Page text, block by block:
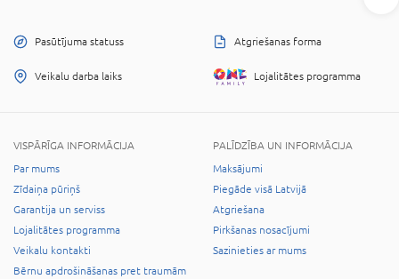
Pasūtījuma statuss Atgriešanas forma
Veikalu darba laiks Lojalitātes programma
VISPĀRĪGA INFORMĀCIJA
Par mums
Zīdaiņa pūriņš
Garantija un serviss
Lojalitātes programma
Veikalu kontakti
Bērnu apdrošināšanas pret traumām
PALĪDZĪBA UN INFORMĀCIJA
Maksājumi
Piegāde visā Latvijā
Atgriešana
Pirkšanas nosacījumi
Sazinieties ar mums